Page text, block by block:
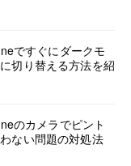
ですぐにダークモ
切り替える方法を紹
のカメラでピント
ない問題の対処法